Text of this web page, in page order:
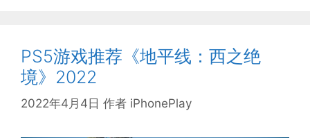
PS5游戏推荐《地平线：西之绝
境》2022
2022年4月4日 作者 iPhonePlay